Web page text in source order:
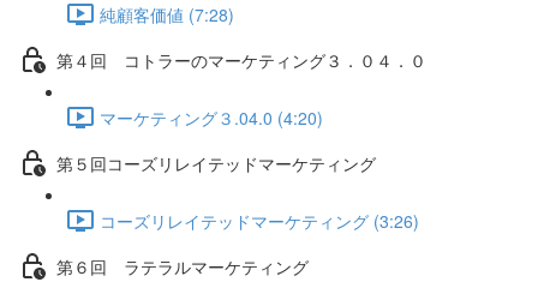
純顧客価値 (7:28)
第４回 コトラーのマーケティング３．０４．０
マーケティング３.04.0 (4:20)
第５回コーズリレイテッドマーケティング
コーズリレイテッドマーケティング (3:26)
第６回 ラテラルマーケティング